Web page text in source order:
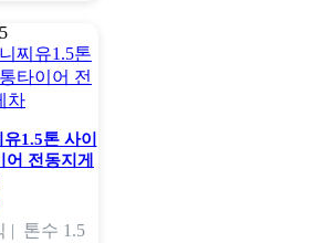
1.5톤 사이
전동지게
| 톤수 1.5